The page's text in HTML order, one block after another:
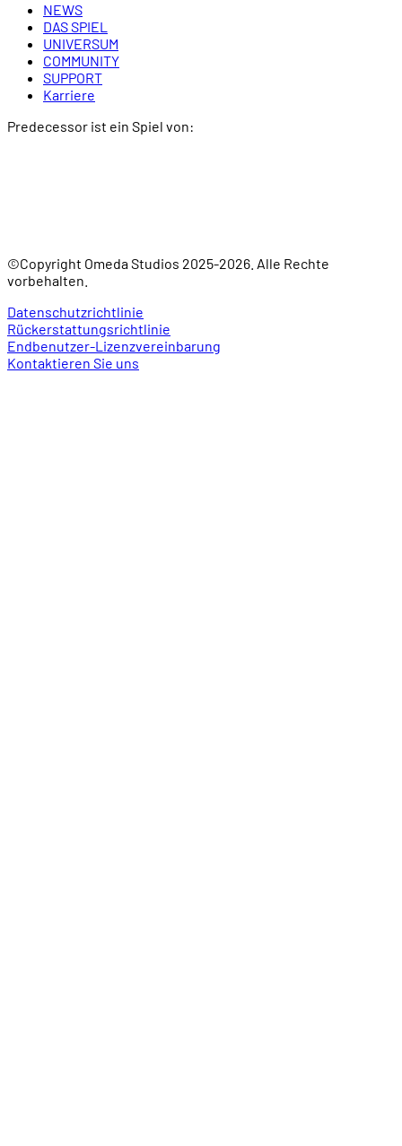
NEWS
DAS SPIEL
UNIVERSUM
COMMUNITY
SUPPORT
Karriere
Predecessor ist ein Spiel von:
©Copyright Omeda Studios 2025-2026. Alle Rechte
vorbehalten.
Datenschutzrichtlinie
Rückerstattungsrichtlinie
Endbenutzer-Lizenzvereinbarung
Kontaktieren Sie uns